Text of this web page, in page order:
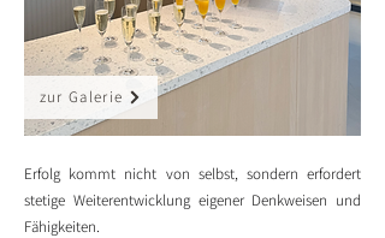
zur Galerie
Erfolg kommt nicht von selbst, sondern erfordert
stetige Weiterentwicklung eigener Denkweisen und
Fähigkeiten.